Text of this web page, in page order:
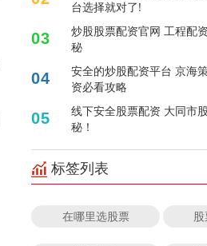
台选择就对了!
03
炒股股票配资官网 工程配
秘
04
安全的炒股配资平台 京海
资必看攻略
05
线下安全股票配资 大同市
秘！
标签列表
在哪里选股票